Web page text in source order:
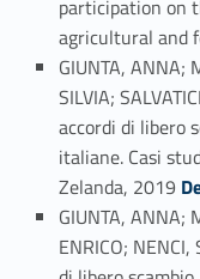
participation on
agricultural and
GIUNTA, ANNA;
SILVIA;
accordi di libero
italiane. Casi
Zelanda, 2019 Link identifier #identifier_person_157437-40
GIUNTA, ANNA;
ENRICO; NENCI,